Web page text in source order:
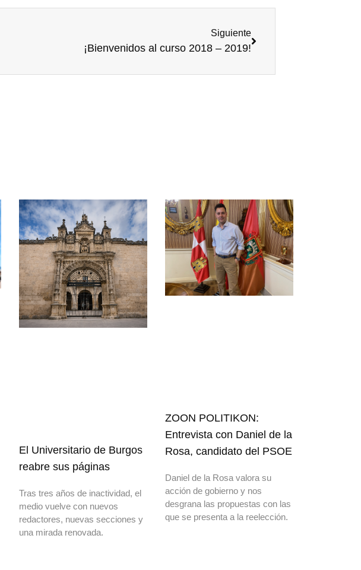
Siguiente
¡Bienvenidos al curso 2018 – 2019!
El Universitario de Burgos
reabre sus páginas
Tras tres años de inactividad, el
medio vuelve con nuevos
redactores, nuevas secciones y
una mirada renovada.
ZOON POLITIKON:
Entrevista con Daniel de la
Rosa, candidato del PSOE
Daniel de la Rosa valora su
acción de gobierno y nos
desgrana las propuestas con las
que se presenta a la reelección.